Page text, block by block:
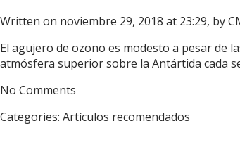
Written on noviembre 29, 2018 at 23:29, by
El agujero de ozono es modesto a pesar de
atmósfera superior sobre la Antártida cada
No Comments
Categories: Artículos recomendados